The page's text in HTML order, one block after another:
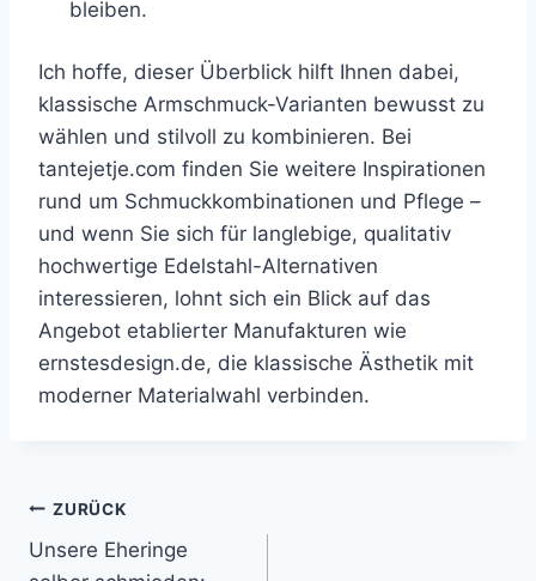
bleiben.
Ich hoffe, dieser Überblick hilft Ihnen dabei,
klassische Armschmuck-Varianten bewusst zu
wählen und stilvoll zu kombinieren. Bei
tantejetje.com finden Sie weitere Inspirationen
rund um Schmuckkombinationen und Pflege –
und wenn Sie sich für langlebige, qualitativ
hochwertige Edelstahl-Alternativen
interessieren, lohnt sich ein Blick auf das
Angebot etablierter Manufakturen wie
ernstesdesign.de, die klassische Ästhetik mit
moderner Materialwahl verbinden.
Beitragsnavigation
ZURÜCK
Unsere Eheringe